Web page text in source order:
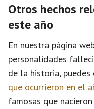
Otros hechos
este año
En nuestra página
personalidades
de la historia,
que ocurrieron en el
famosas que